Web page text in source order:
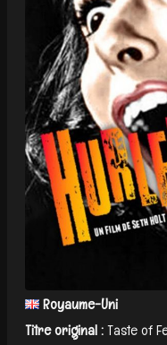
Royaume-Uni
Titre original :Taste of